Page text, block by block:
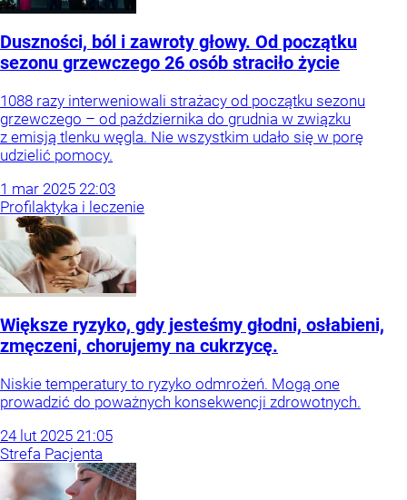
Duszności, ból i zawroty głowy. Od początku
sezonu grzewczego 26 osób straciło życie
1088 razy interweniowali strażacy od początku sezonu
grzewczego – od października do grudnia w związku
z emisją tlenku węgla. Nie wszystkim udało się w porę
udzielić pomocy.
1 mar 2025 22:03
Profilaktyka i leczenie
Większe ryzyko, gdy jesteśmy głodni, osłabieni,
zmęczeni, chorujemy na cukrzycę.
Niskie temperatury to ryzyko odmrożeń. Mogą one
prowadzić do poważnych konsekwencji zdrowotnych.
24 lut 2025 21:05
Strefa Pacjenta